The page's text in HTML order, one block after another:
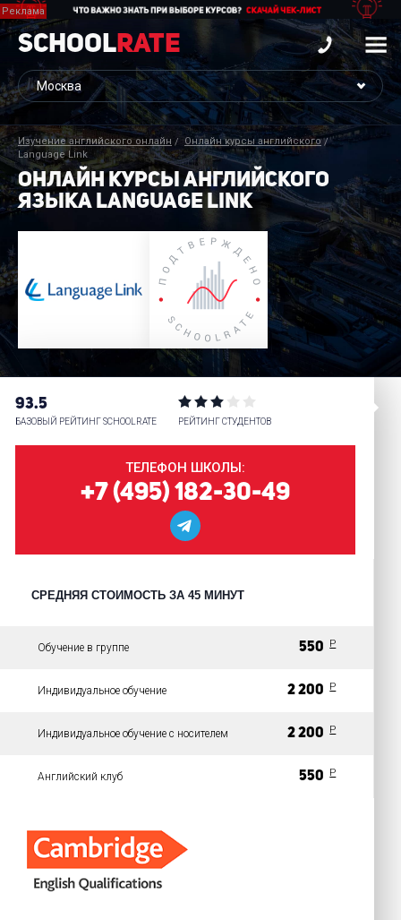
School Rate
Изучение английского онлайн
Онлайн курсы английского
Language Link
ОНЛАЙН КУРСЫ АНГЛИЙСКОГО
ЯЗЫКА LANGUAGE LINK
93.5
БАЗОВЫЙ РЕЙТИНГ SCHOOLRATE РЕЙТИНГ СТУДЕНТОВ
ТЕЛЕФОН ШКОЛЫ:
+7 (495) 182-30-49
СРЕДНЯЯ СТОИМОСТЬ ЗА 45 МИНУТ
Обучение в группе 550 P
Индивидуальное обучение 2 200 P
Индивидуальное обучение с носителем 2 200 P
Английский клуб 550 P